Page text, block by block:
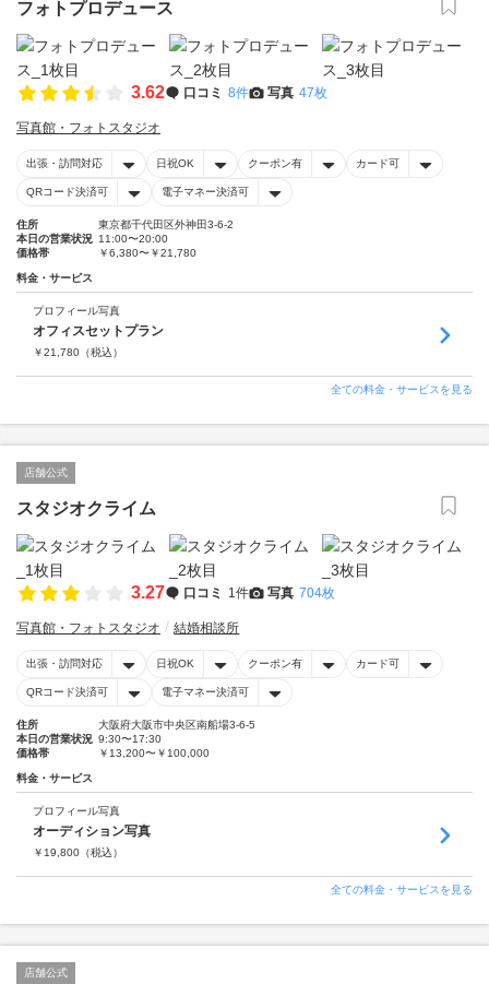
フォトプロデュース
3.62 口コミ 8件 写真 47枚
写真館・フォトスタジオ
出張・訪問対応 日祝OK クーポン有 カード可
QRコード決済可 電子マネー決済可
住所
東京都千代田区外神田3-6-2
本日の営業状況 11:00〜20:00
価格帯
￥6,380〜￥21,780
料金・サービス
プロフィール写真
オフィスセットプラン
￥21,780 （税込）
全ての料金・サービスを見る
店舗公式
スタジオクライム
3.27 口コミ 1件 写真 704枚
写真館・フォトスタジオ 結婚相談所
出張・訪問対応 日祝OK クーポン有 カード可
QRコード決済可 電子マネー決済可
住所
大阪府大阪市中央区南船場3-6-5
本日の営業状況 9:30〜17:30
価格帯
￥13,200〜￥100,000
料金・サービス
プロフィール写真
オーディション写真
￥ 19,800 （税込）
全ての料金・サービスを見る
店舗公式